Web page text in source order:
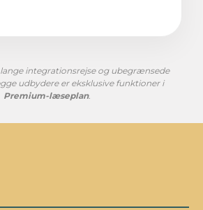
lange integrationsrejse og ubegrænsede
udbydere er eksklusive funktioner i
Premium-læseplan.